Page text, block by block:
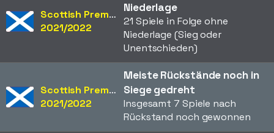
Scottish Premiership
2021/2022
Niederlage
21 Spiele in Folge ohne
Niederlage (Sieg oder
Unentschieden)
Scottish Premiership
2021/2022
Meiste Rückstände noch in
Siege gedreht
Insgesamt 7 Spiele nach
Rückstand noch gewonnen